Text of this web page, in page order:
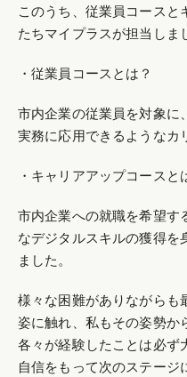
このうち、従業員コースと
たちマイプラスが担当しま
・従業員コースとは？
市内企業の従業員を対象に
実務に応用できるようなカ
・キャリアアップコースと
市内企業への就職を希望す
なデジタルスキルの獲得を
ました。
様々な困難がありながらも
姿に触れ、私もその姿勢か
各々が経験したことは必ず
自信をもって次のステージ